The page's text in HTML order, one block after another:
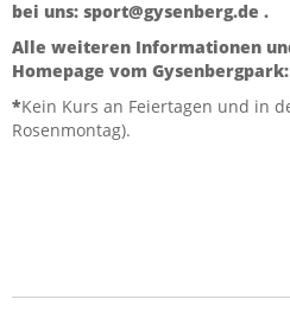
bei uns: sport@gysenberg.de .
Alle weiteren Informationen
Homepage vom
*Kein Kurs an Feiertagen und in
Rosenmontag).